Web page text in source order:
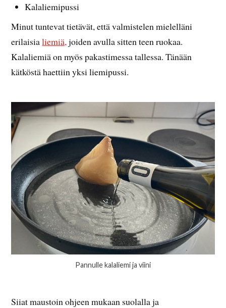
Kalaliemipussi
Minut tuntevat tietävät, että valmistelen mielelläni
erilaisialiemiä,joiden avulla sitten teen ruokaa.
Kalaliemiä on myös pakastimessa tallessa. Tänään
kätköstä haettiin yksi liemipussi.
Pannulle kalaliemi ja viini
Siiat maustoin ohjeen mukaan suolalla ja